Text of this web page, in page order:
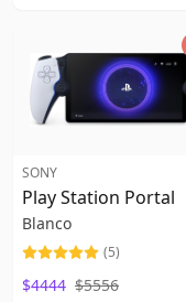
SONY
Play Station Portal
Blanco
(5)
$4444 $5556